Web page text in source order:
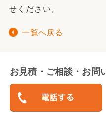
せください。
一覧へ戻る
お見積・ご相談・お問